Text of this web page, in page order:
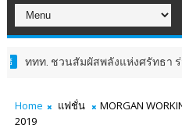
วนสัมผัสพลังแห่งศรัทธา ร่วมงาน "ห่
Home แฟชั่น
MORGAN
2019